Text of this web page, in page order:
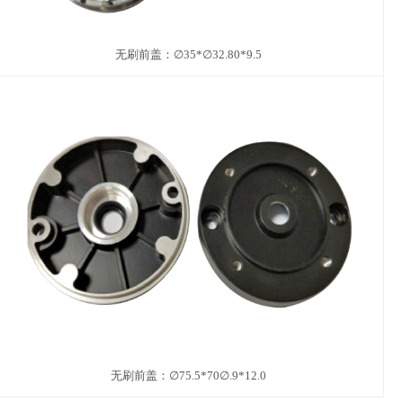
无刷前盖：∅35*∅32.80*9.5
无刷前盖：∅75.5*70∅.9*12.0